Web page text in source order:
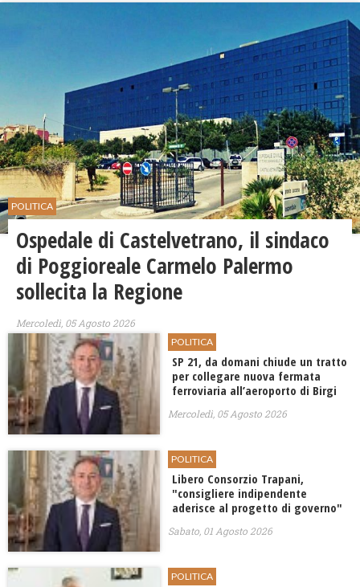
POLITICA
Ospedale di Castelvetrano, il sindaco
di Poggioreale Carmelo Palermo
sollecita la Regione
Mercoledì, 05 Agosto 2026
POLITICA
SP 21, da domani chiude un tratto
per collegare nuova fermata
ferroviaria all’aeroporto di Birgi
Mercoledì, 05 Agosto 2026
POLITICA
Libero Consorzio Trapani,
"consigliere indipendente
aderisce al progetto di governo"
Sabato, 01 Agosto 2026
POLITICA